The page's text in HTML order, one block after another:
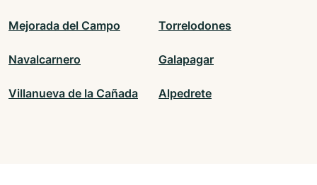
Mejorada del Campo Torrelodones
Navalcarnero Galapagar
Villanueva de la Cañada Alpedrete